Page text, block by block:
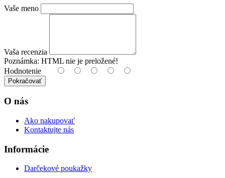
Vaše meno
Vaša recenzia
Poznámka: HTML nie je preložené!
Hodnotenie
Pokračovať
O nás
Ako nakupovať
Kontaktujte nás
Informácie
Darčekové poukažky